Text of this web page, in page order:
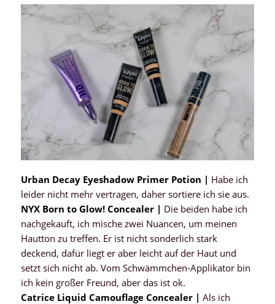
Urban Decay Eyeshadow Primer Potion | Habe ich
leider nicht mehr vertragen, daher sortiere ich sie aus.
NYX Born to Glow! Concealer | Die beiden habe ich
nachgekauft, ich mische zwei Nuancen, um meinen
Hautton zu treffen. Er ist nicht sonderlich stark
deckend, dafür liegt er aber leicht auf der Haut und
setzt sich nicht ab. Vom Schwämmchen-Applikator bin
ich kein großer Freund, aber das ist ok.
Catrice Liquid Camouflage Concealer | Als ich